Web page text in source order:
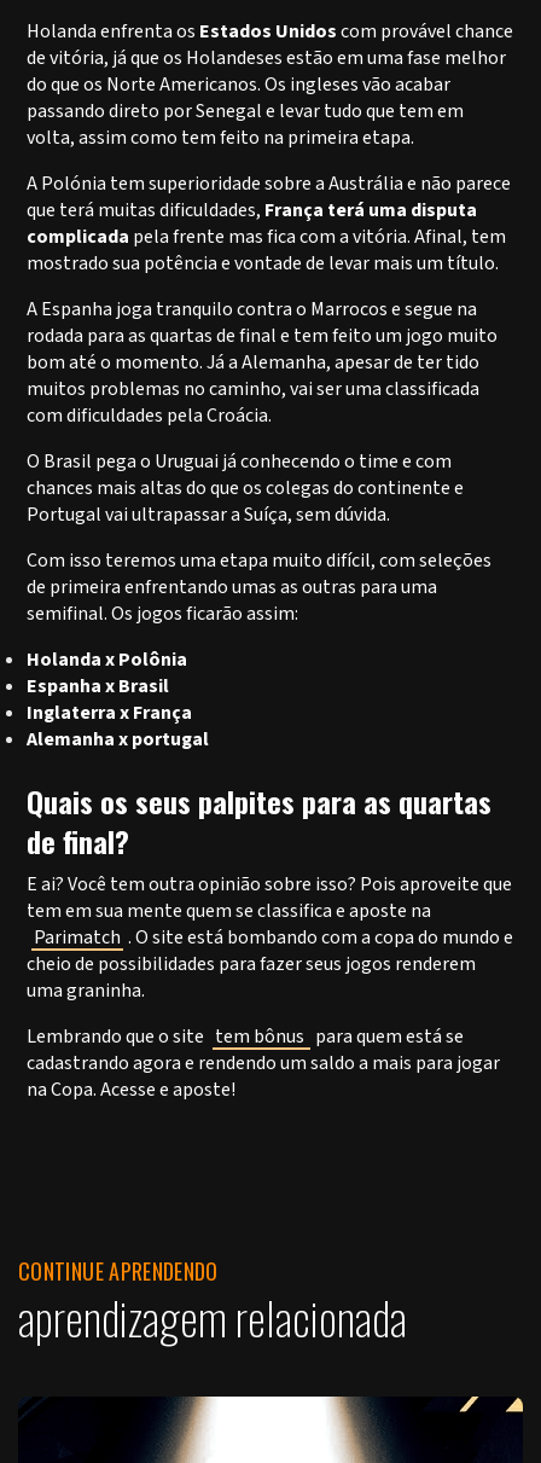
Holanda enfrenta os Estados Unidoscom provável chance
de vitória, já que os Holandeses estão em uma fase melhor
do que os Norte Americanos. Os ingleses vão acabar
passando direto por Senegal e levar tudo que tem em
volta, assim como tem feito na primeira etapa.
A Polónia tem superioridade sobre a Austrália e não parece
que terá muitas dificuldades, França terá uma disputa
complicada pela frente mas fica com a vitória. Afinal, tem
mostrado sua potência e vontade de levar mais um título.
A Espanha joga tranquilo contra o Marrocos e segue na
rodada para as quartas de final e tem feito um jogo muito
bom até o momento. Já a Alemanha, apesar de ter tido
muitos problemas no caminho, vai ser uma classificada
com dificuldades pela Croácia.
O Brasil pega o Uruguai já conhecendo o time e com
chances mais altas do que os colegas do continente e
Portugal vai ultrapassar a Suíça, sem dúvida.
Com isso teremos uma etapa muito difícil, com seleções
de primeira enfrentando umas as outras para uma
semifinal. Os jogos ficarão assim:
Holanda x Polônia
Espanha x Brasil
Inglaterra x França
Alemanha x portugal
Quais os seus palpites para as quartas
de final?
E ai? Você tem outra opinião sobre isso? Pois aproveite que
tem em sua mente quem se classifica e aposte na
Parimatch . O site está bombando com a copa do mundo e
cheio de possibilidades para fazer seus jogos renderem
uma graninha.
Lembrando que o site tem bônus para quem está se
cadastrando agora e rendendo um saldo a mais para jogar
na Copa. Acesse e aposte!
CONTINUE APRENDENDO
aprendizagem relacionada